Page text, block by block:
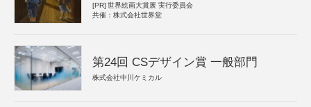
[PR] 世界絵画大賞展 実行委員会
共催：株式会社世界堂
第24回 CSデザイン賞 一般部門
株式会社中川ケミカル